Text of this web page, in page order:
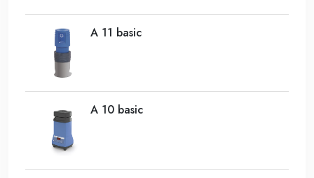
A 11 basic
A 10 basic